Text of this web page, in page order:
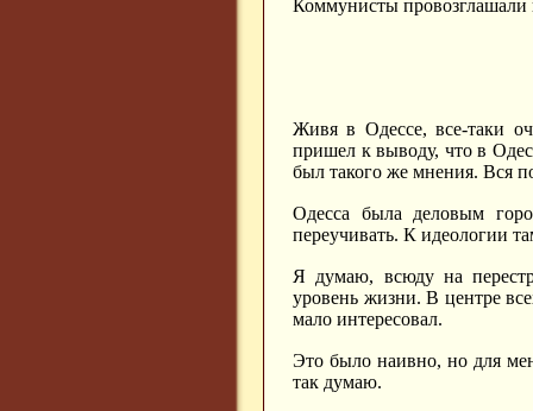
Коммунисты провозглашали
Живя в Одессе, все-таки
пришел к выводу, что в
был такого же мнения. Вся
Одесса была деловым
переучивать. К идеологии
Я думаю, всюду на
уровень жизни. В центре
мало интересовал.
Это было наивно, но для
так думаю.